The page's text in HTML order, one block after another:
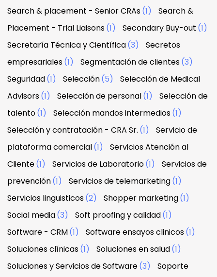
Search & placement - Senior CRAs(1)
Search &
Placement - Trial Liaisons(1) Secondary Buy-out (1)
Secretaría Técnica y Científica(3)
Secretos
empresariales(1) Segmentación de clientes(3)
Seguridad(1) Selección(5)
Selección de Medical
Advisors(1) Selección de personal(1)
Selección de
talento(1) Selección mandos intermedios(1)
Selección y contratación - CRA Sr. (1)
Servicio de
plataforma comercial(1)
Servicios Atención al
Cliente(1) Servicios de Laboratorio(1)
Servicios de
prevención(1) Servicios de telemarketing(1)
Servicios linguisticos(2) Shopper marketing(1)
Social media(3) Soft proofing y calidad(1)
Software - CRM(1) Software ensayos clinicos(1)
Soluciones clínicas(1) Soluciones en salud(1)
Soluciones y Servicios de Software(3)
Soporte